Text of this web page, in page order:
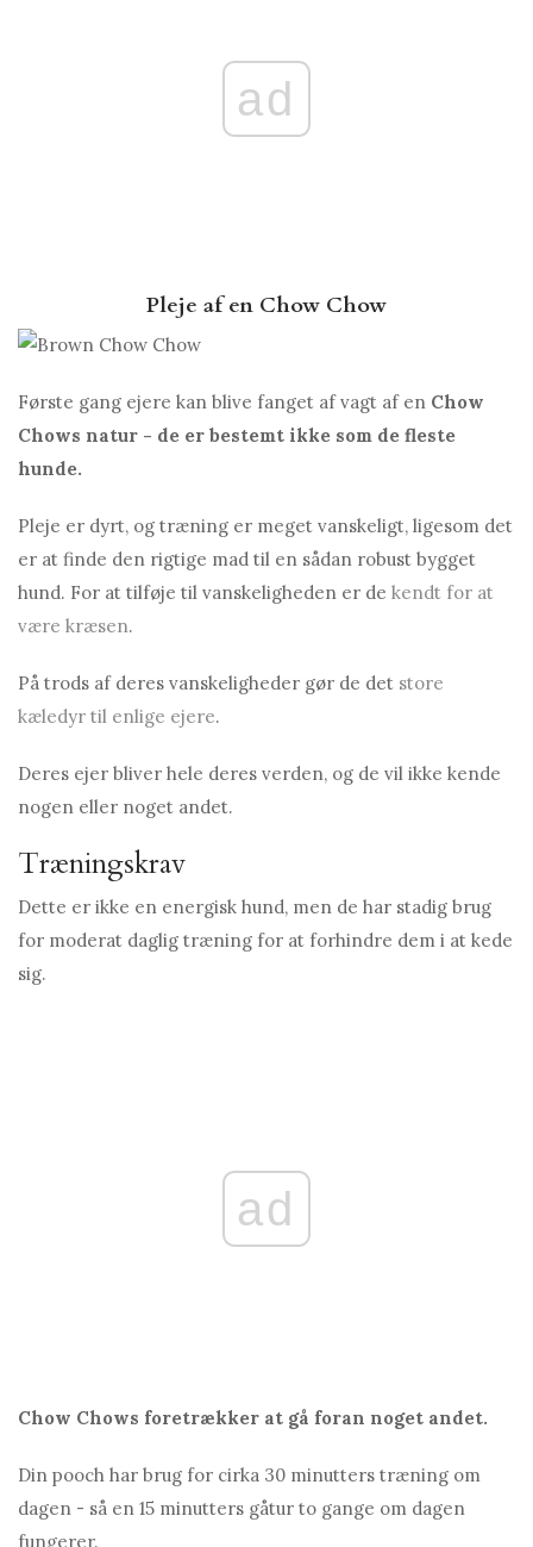
ad
Pleje af en Chow Chow
Første gang ejere kan blive fanget af vagt af en Chow
Chows natur - de er bestemt ikke som de fleste
hunde.
Pleje er dyrt, og træning er meget vanskeligt, ligesom det
er at finde den rigtige mad til en sådan robust bygget
hund. For at tilføje til vanskeligheden er de kendt for at
være kræsen.
På trods af deres vanskeligheder gør de det store
kæledyr til enlige ejere.
Deres ejer bliver hele deres verden, og de vil ikke kende
nogen eller noget andet.
Træningskrav
Dette er ikke en energisk hund, men de har stadig brug
for moderat daglig træning for at forhindre dem i at kede
sig.
ad
Chow Chows foretrækker at gå foran noget andet.
Din pooch har brug for cirka 30 minutters træning om
dagen - så en 15 minutters gåtur to gange om dagen
fungerer.